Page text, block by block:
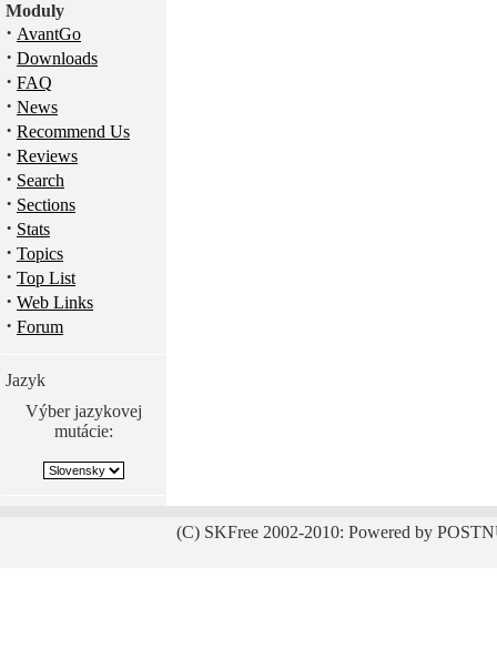
Moduly
· AvantGo
· Downloads
· FAQ
· News
· Recommend Us
· Reviews
· Search
· Sections
· Stats
· Topics
· Top List
· Web Links
· Forum
Jazyk
Výber jazykovej
mutácie:
(C) SKFree 2002-2010: Powered by